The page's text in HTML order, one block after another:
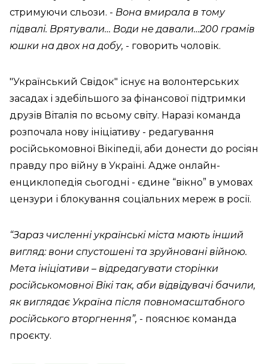
стримуючи сльози. - Вона вмирала в тому
підвалі. Врятували… Води не давали…200 грамів
юшки на двох на добу, - говорить чоловік.
"Український Свідок" існує на волонтерських
засадах і здебільшого за фінансової підтримки
друзів Віталія по всьому світу. Наразі команда
розпочала нову ініціативу - редагування
російськомовної Вікіпедії, аби донести до росіян
правду про війну в Україні. Адже онлайн-
енциклопедія сьогодні - єдине “вікно” в умовах
цензури і блокування соціальних мереж в росії.
“Зараз численні українські міста мають інший
вигляд: вони спустошені та зруйновані війною.
Мета ініціативи – відредагувати сторінки
російськомовної Вікі так, аби відвідувачі бачили,
як виглядає Україна після повномасштабного
російського вторгнення”, - пояснює команда
проєкту.